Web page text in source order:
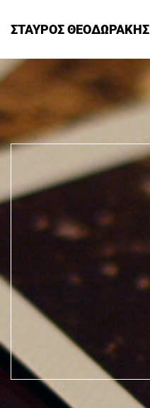
ΣΤΑΥΡΟΣ ΘΕΟΔΩΡΑΚΗΣ